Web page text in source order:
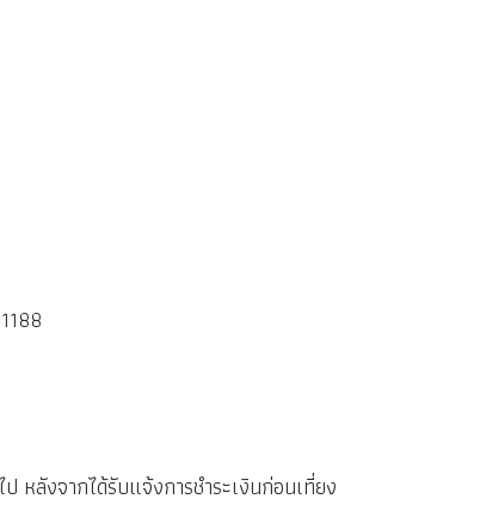
หลังจากได้รับแจ้งการชำระเงินก่อนเที่ยง